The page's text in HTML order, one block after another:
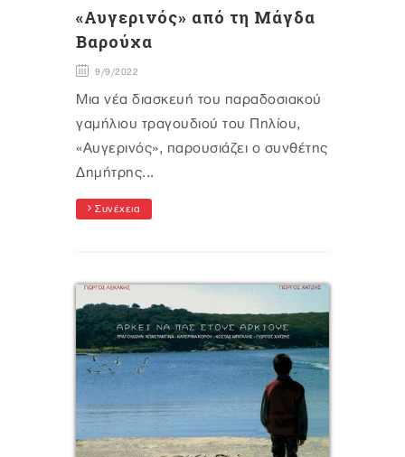
«Αυγερινός» από τη Μάγδα
Βαρούχα
9/9/2022
Μια νέα διασκευή του παραδοσιακού
γαμήλιου τραγουδιού του Πηλίου,
«Αυγερινός», παρουσιάζει ο συνθέτης
Δημήτρης...
Συνέχεια